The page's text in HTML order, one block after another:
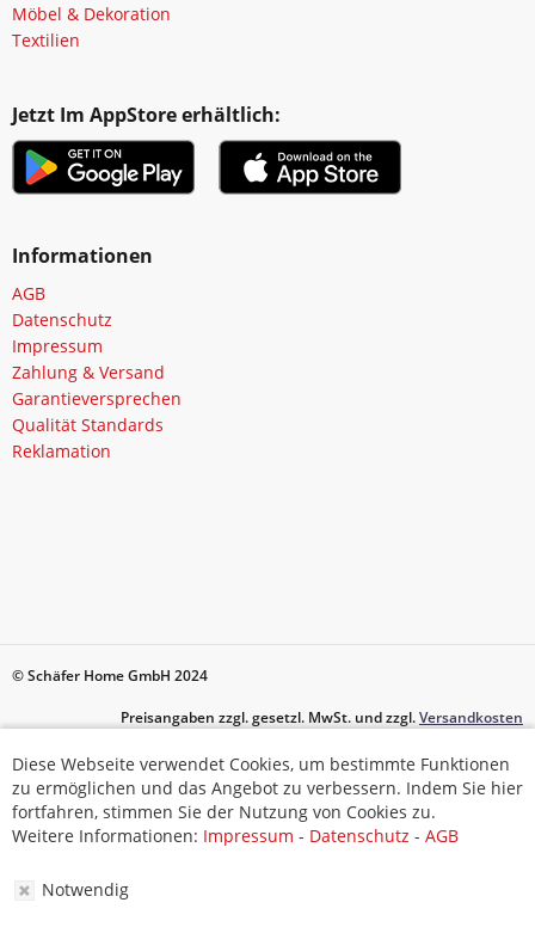
Möbel & Dekoration
Textilien
Jetzt Im AppStore erhältlich:
Informationen
AGB
Datenschutz
Impressum
Zahlung & Versand
Garantieversprechen
Qualität Standards
Reklamation
© Schäfer Home GmbH 2024
Preisangaben zzgl. gesetzl. MwSt. und zzgl.Versandkosten
Diese Webseite verwendet Cookies, um bestimmte Funktionen
zu ermöglichen und das Angebot zu verbessern. Indem Sie hier
fortfahren, stimmen Sie der Nutzung von Cookies zu.
Weitere Informationen: Impressum - Datenschutz - AGB
Notwendig
Diese Webseite verwendet Cookies, um bestimmte Funktionen
zu ermöglichen und das Angebot zu verbessern. Indem Sie hier
fortfahren, stimmen Sie der Nutzung von Cookies zu.
Weitere Informationen: Impressum - Datenschutz - AGB
Notwendig